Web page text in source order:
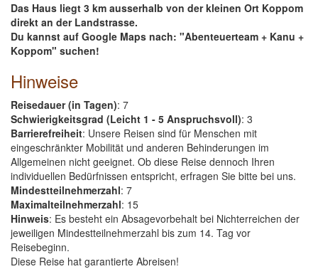
Das Haus liegt 3 km ausserhalb von der kleinen Ort Koppom
direkt an der Landstrasse.
Du kannst auf Google Maps nach: "Abenteuerteam + Kanu +
Koppom" suchen!
Hinweise
Reisedauer (in Tagen): 7
Schwierigkeitsgrad (Leicht 1 - 5 Anspruchsvoll): 3
Barrierefreiheit: Unsere Reisen sind für Menschen mit
eingeschränkter Mobilität und anderen Behinderungen im
Allgemeinen nicht geeignet. Ob diese Reise dennoch Ihren
individuellen Bedürfnissen entspricht, erfragen Sie bitte bei uns.
Mindestteilnehmerzahl: 7
Maximalteilnehmerzahl: 15
Hinweis: Es besteht ein Absagevorbehalt bei Nichterreichen der
jeweiligen Mindestteilnehmerzahl bis zum 14. Tag vor
Reisebeginn.
Diese Reise hat garantierte Abreisen!